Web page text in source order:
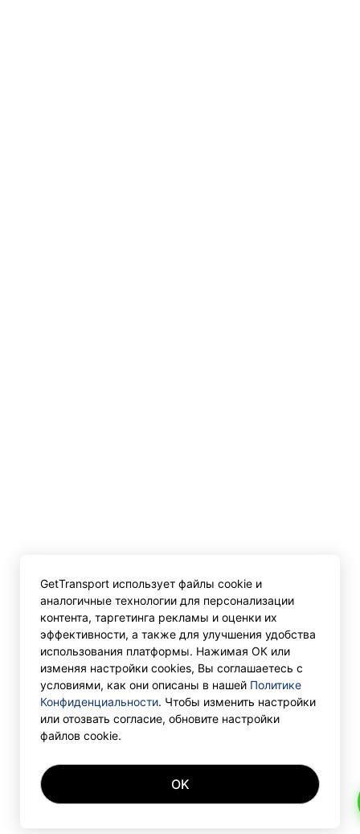
GetTransport использует файлы cookie и
аналогичные технологии для персонализации
контента, таргетинга рекламы и оценки их
эффективности, а также для улучшения удобства
использования платформы. Нажимая ОК или
изменяя настройки cookies, Вы соглашаетесь с
условиями, как они описаны в нашей Политике
Конфиденциальности. Чтобы изменить настройки
или отозвать согласие, обновите настройки
файлов cookie.
OK